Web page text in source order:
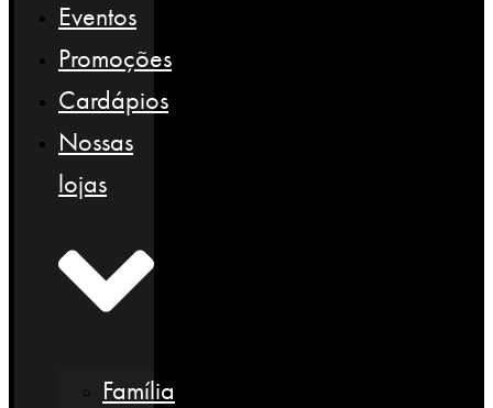
Eventos
Promoções
Cardápios
Nossas
lojas
Família